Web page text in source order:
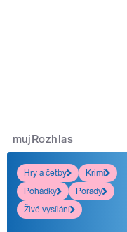
mujRozhlas
Hry a četby
Krimi
Pohádky
Pořady
Živé vysílání